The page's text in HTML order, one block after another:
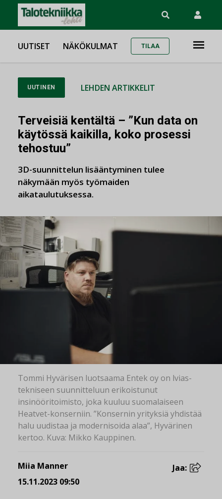
UUTISET NÄKÖKULMAT TILAA
UUTINEN LEHDEN ARTIKKELIT
Terveisiä kentältä – ”Kun data on
käytössä kaikilla, koko prosessi
tehostuu”
3D-suunnittelun lisääntyminen tulee
näkymään myös työmaiden
aikataulutuksessa.
Tommi Hyvärisen luotsaama Entek oy on lvias-
tekniseen suunnitteluun erikoistunut
insinööritoimisto, joka kuuluu suomalaiseen
Heatvet-konserniin. ”Konsernin yrityksiä yhdistää
halu uudistaa ja modernisoida alaa”, Hyvärinen
kertoo. Kuva: Mikko Kauppinen.
Miia Manner
15.11.2023 09:50
Jaa: